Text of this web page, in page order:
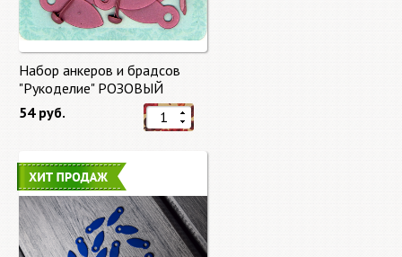
Набор анкеров и брадсов
"Рукоделие" РОЗОВЫЙ
54 руб.